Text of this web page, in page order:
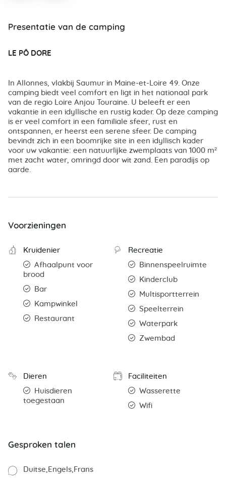
Presentatie van de camping
LE PÔ DORE
In Allonnes, vlakbij Saumur in Maine-et-Loire 49. Onze
camping biedt veel comfort en ligt in het nationaal park
van de regio Loire Anjou Touraine. U beleeft er een
vakantie in een idyllische en rustig kader. Op deze camping
is er veel comfort in een familiale sfeer, rust en
ontspannen, er heerst een serene sfeer. De camping
bevindt zich in een boomrijke site in een idyllisch kader
voor uw vakantie: een natuurlijke zwemplaats van 1000 m²
met zacht water, omringd door wit zand. Een paradijs op
aarde.
Voorzieningen
Kruidenier
Afhaalpunt voor
brood
Bar
Kampwinkel
Restaurant
Recreatie
Binnenspeelruimte
Kinderclub
Multisportterrein
Speelterrein
Waterpark
Zwembad
Dieren
Huisdieren
toegestaan
Faciliteiten
Wasserette
Wifi
Gesproken talen
Duitse Engels Frans